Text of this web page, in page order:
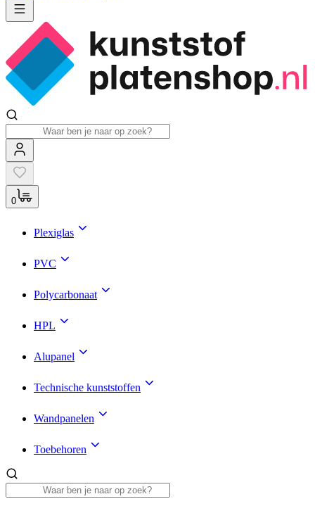
0
Plexiglas
PVC
Polycarbonaat
HPL
Alupanel
Technische kunststoffen
Wandpanelen
Toebehoren